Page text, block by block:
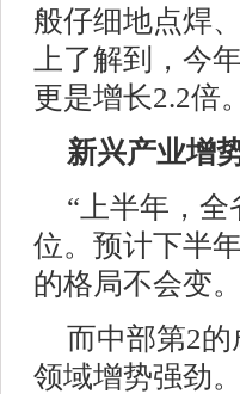
般仔细地点焊
上了解到，今
更是增长2.2倍。
新兴产业增
“上半年，
位。预计下半
的格局不会变
而中部第2
领域增势强劲。